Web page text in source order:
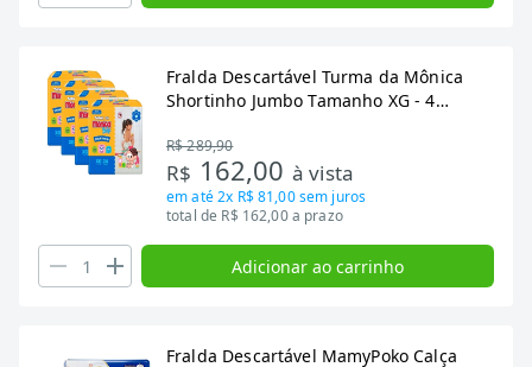
Fralda Descartável Turma da Mônica
Shortinho Jumbo Tamanho XG - 4
R$ 289,90
R$ 162,00 à vista
em até2x R$ 81,00sem juros
total de R$ 162,00 a prazo
Adicionar ao carrinho
Fralda Descartável MamyPoko Calça